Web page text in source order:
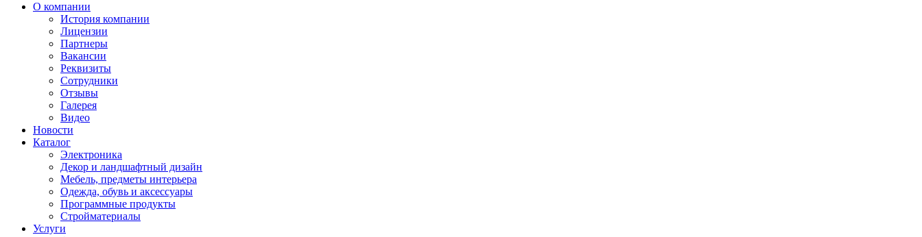
О компании
История компании
Лицензии
Партнеры
Вакансии
Реквизиты
Сотрудники
Отзывы
Галерея
Видео
Новости
Каталог
Электроника
Декор и ландшафтный дизайн
Мебель, предметы интерьера
Одежда, обувь и аксессуары
Программные продукты
Стройматериалы
Услуги